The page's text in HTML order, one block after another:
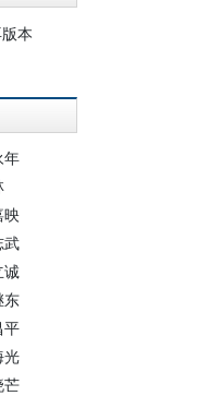
本
年
映
武
诚
东
平
光
芒